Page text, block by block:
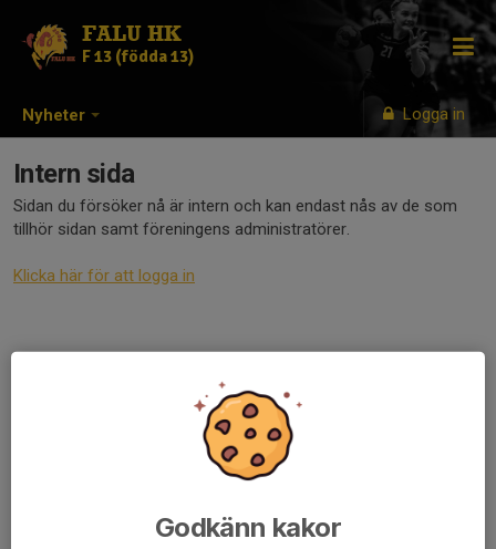
Nyheter Logga in
FALU HK
F 13 (födda 13)
Intern sida
Sidan du försöker nå är intern och kan endast nås av de som
tillhör sidan samt föreningens administratörer.
Klicka här för att logga in
Godkänn kakor